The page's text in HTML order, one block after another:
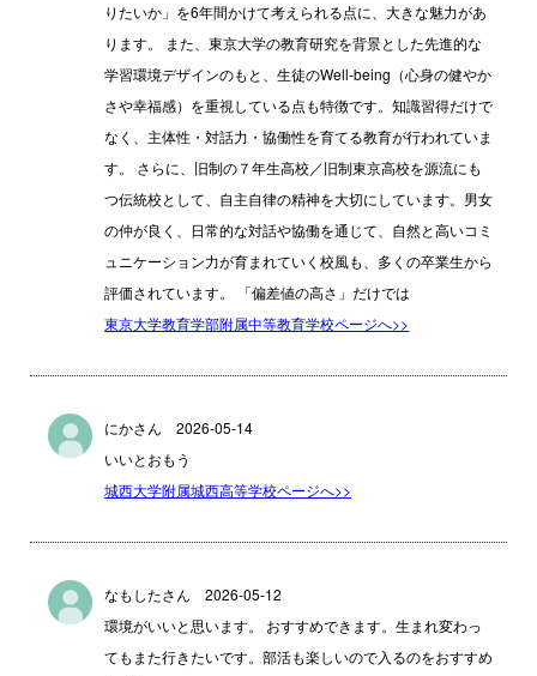
りたいか」を6年間かけて考えられる点に、大きな魅力があ
ります。 また、東京大学の教育研究を背景とした先進的な
学習環境デザインのもと、生徒のWell-being（心身の健やか
さや幸福感）を重視している点も特徴です。知識習得だけで
なく、主体性・対話力・協働性を育てる教育が行われていま
す。 さらに、旧制の７年生高校／旧制東京高校を源流にも
つ伝統校として、自主自律の精神を大切にしています。男女
の仲が良く、日常的な対話や協働を通じて、自然と高いコミ
ュニケーション力が育まれていく校風も、多くの卒業生から
評価されています。 「偏差値の高さ」だけでは
東京大学教育学部附属中等教育学校ページへ>>
にかさん 2026-05-14
いいとおもう
城西大学附属城西高等学校ページへ>>
なもしたさん 2026-05-12
環境がいいと思います。 おすすめできます。生まれ変わっ
てもまた行きたいです。部活も楽しいので入るのをおすすめ